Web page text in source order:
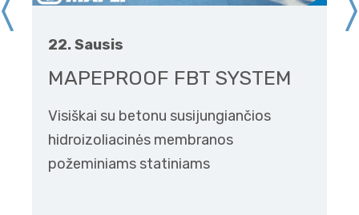
22. Sausis
MAPEPROOF FBT SYSTEM
Visiškai su betonu susijungiančios
hidroizoliacinės membranos
požeminiams statiniams